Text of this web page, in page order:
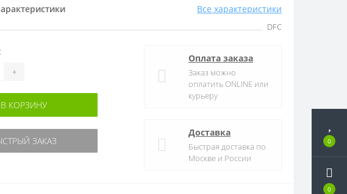
0
0
Все характеристики
DFC
+
В КОРЗИНУ
ЗАКАЗ
Оплата заказа
Заказ можно
оплатить ONLINE или
курьеру
Доставка
Быстрая доставка по
Москве и России